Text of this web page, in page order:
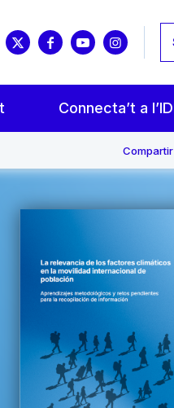
Connecta’t a